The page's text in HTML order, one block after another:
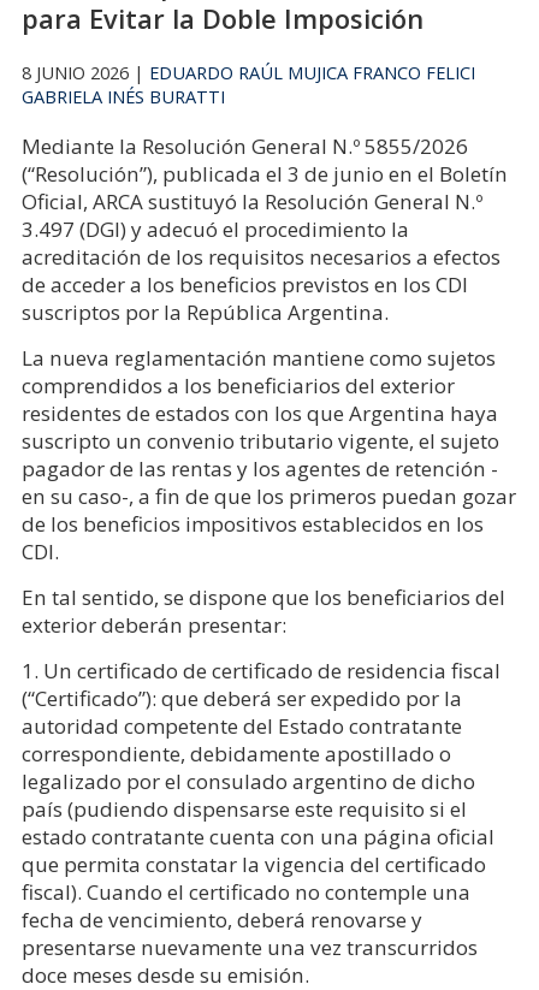
para Evitar la Doble Imposición
8 JUNIO 2026 | EDUARDO RAÚL MUJICA FRANCO FELICI
GABRIELA INÉS BURATTI
Mediante la Resolución General N.º 5855/2026
(“Resolución”), publicada el 3 de junio en el Boletín
Oficial, ARCA sustituyó la Resolución General N.º
3.497 (DGI) y adecuó el procedimiento la
acreditación de los requisitos necesarios a efectos
de acceder a los beneficios previstos en los CDI
suscriptos por la República Argentina.
La nueva reglamentación mantiene como sujetos
comprendidos a los beneficiarios del exterior
residentes de estados con los que Argentina haya
suscripto un convenio tributario vigente, el sujeto
pagador de las rentas y los agentes de retención -
en su caso-, a fin de que los primeros puedan gozar
de los beneficios impositivos establecidos en los
CDI.
En tal sentido, se dispone que los beneficiarios del
exterior deberán presentar:
1. Un certificado de certificado de residencia fiscal
(“Certificado”): que deberá ser expedido por la
autoridad competente del Estado contratante
correspondiente, debidamente apostillado o
legalizado por el consulado argentino de dicho
país (pudiendo dispensarse este requisito si el
estado contratante cuenta con una página oficial
que permita constatar la vigencia del certificado
fiscal). Cuando el certificado no contemple una
fecha de vencimiento, deberá renovarse y
presentarse nuevamente una vez transcurridos
doce meses desde su emisión.